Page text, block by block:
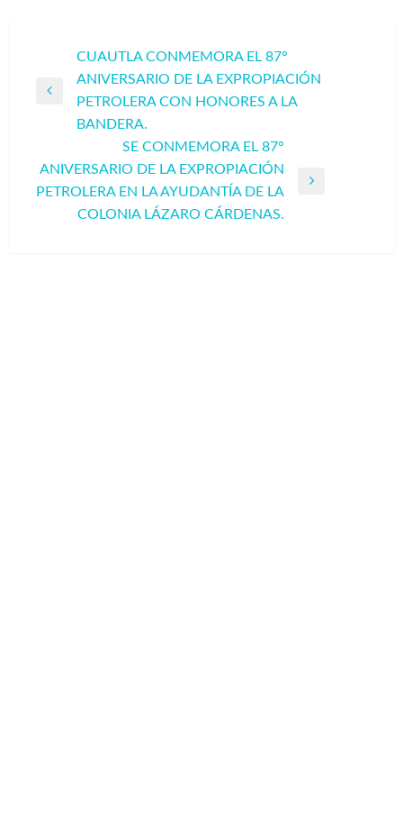
Navegación
de
entradas
Entrada
anterior
CUAUTLA CONMEMORA EL 87°
ANIVERSARIO DE LA EXPROPIACIÓN
PETROLERA CON HONORES A LA
BANDERA.
Entrada
siguiente
SE CONMEMORA EL 87°
ANIVERSARIO DE LA EXPROPIACIÓN
PETROLERA EN LA AYUDANTÍA DE LA
COLONIA LÁZARO CÁRDENAS.